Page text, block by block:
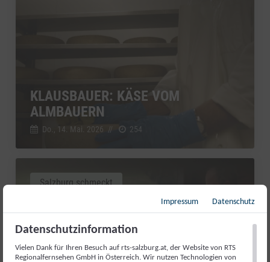
KLAUSBAUER: KÄSE VOM
ALMBAUERN
Do., 14. Mai. 2026 // 254
Salzburg schmeckt
Impressum Datenschutz
Datenschutzinformation
Vielen Dank für Ihren Besuch auf rts-salzburg.at, der Website von RTS
Regionalfernsehen GmbH in Österreich. Wir nutzen Technologien von